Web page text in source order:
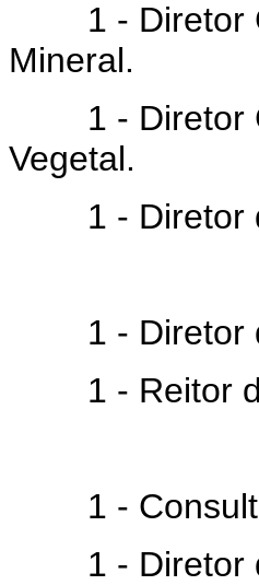
1 - Diretor
Mineral.
1 - Diretor
Vegetal.
1 - Diretor
1 - Diretor do
1 - Reitor da
1 -
1 - Diretor